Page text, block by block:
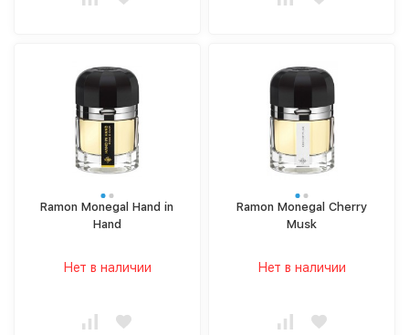
Ramon Monegal Hand in
Hand
Нет в наличии
Ramon Monegal Cherry
Musk
Нет в наличии